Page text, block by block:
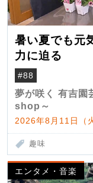
暑い夏でも元
力に迫る
#88
夢が咲く 有吉
shop～
2026年8月11日（
趣味
エンタメ・音楽